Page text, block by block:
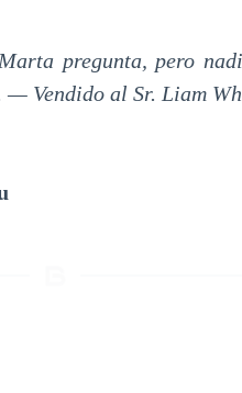
pregunta, pero
Vendido al Sr. Liam